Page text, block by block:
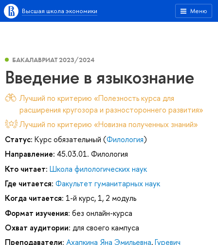
Меню
Высшая школа экономики
БАКАЛАВРИАТ 2023/2024
Введение в языкознание
Лучший по критерию «Полезность курса для
расширения кругозора и разностороннего развития»
Лучший по критерию «Новизна полученных знаний»
Статус: Курс обязательный (Филология)
Направление: 45.03.01. Филология
Кто читает: Школа филологических наук
Где читается: Факультет гуманитарных наук
Когда читается: 1-й курс, 1, 2 модуль
Формат изучения: без онлайн-курса
Охват аудитории: для своего кампуса
Преподаватели: Ахапкина Яна Эмильевна,Гуревич